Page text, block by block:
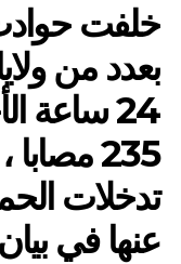
خلفت
بعدد من
235
تدخلات
عنها في